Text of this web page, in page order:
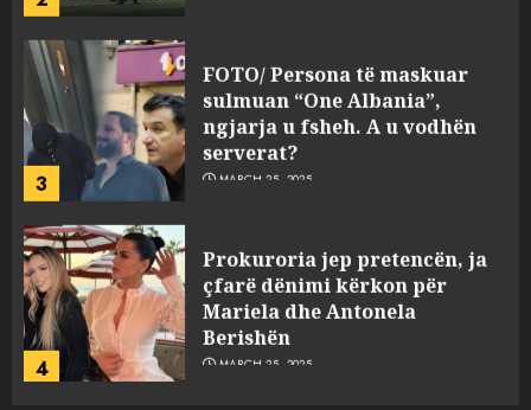
3
FOTO/ Persona të maskuar
sulmuan “One Albania”,
ngjarja u fsheh. A u vodhën
serverat?
MARCH 25, 2025
4
Prokuroria jep pretencën, ja
çfarë dënimi kërkon për
Mariela dhe Antonela
Berishën
MARCH 25, 2025